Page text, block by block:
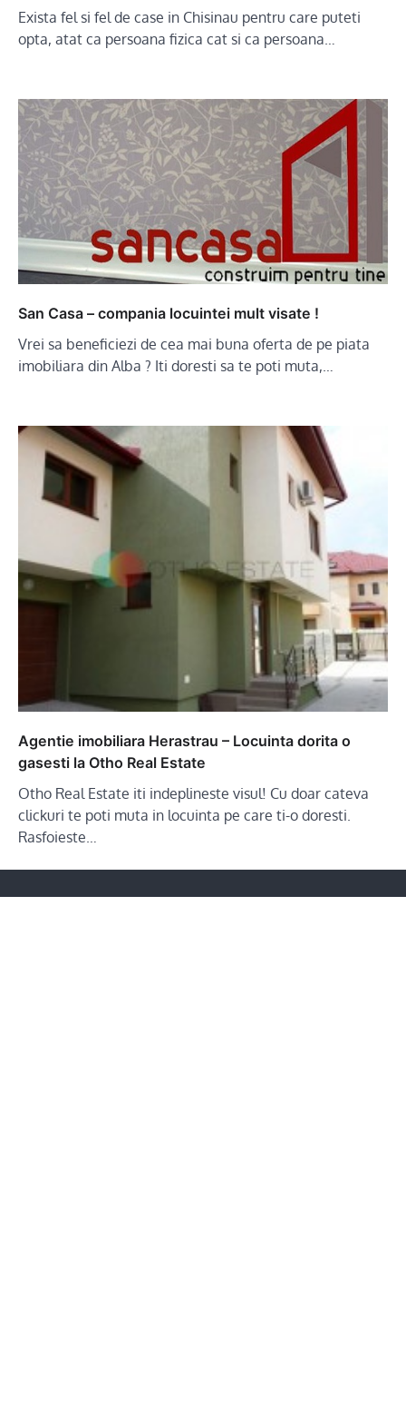
Exista fel si fel de case in Chisinau pentru care puteti
opta, atat ca persoana fizica cat si ca persoana…
San Casa – compania locuintei mult visate !
Vrei sa beneficiezi de cea mai buna oferta de pe piata
imobiliara din Alba ? Iti doresti sa te poti muta,…
Agentie imobiliara Herastrau – Locuinta dorita o
gasesti la Otho Real Estate
Otho Real Estate iti indeplineste visul! Cu doar cateva
clickuri te poti muta in locuinta pe care ti-o doresti.
Rasfoieste…